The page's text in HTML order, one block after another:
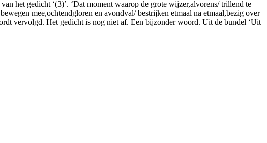
het gedicht ‘(3)’. ‘Dat moment waarop de grote wijzer,alvorens/ trillend te
mee,ochtendgloren en avondval/ bestrijken etmaal na etmaal,bezig over
vervolgd. Het gedicht is nog niet af. Een bijzonder woord. Uit de bundel ‘Uit